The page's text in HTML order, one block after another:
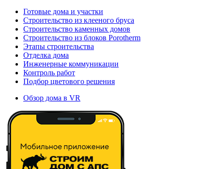
Готовые дома и участки
Строительство из клееного бруса
Строительство каменных домов
Строительство из блоков Porotherm
Этапы строительства
Отделка дома
Инженерные коммуникации
Контроль работ
Подбор цветового решения
Обзор дома в VR